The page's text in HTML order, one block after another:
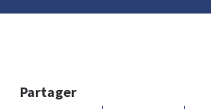
Partager